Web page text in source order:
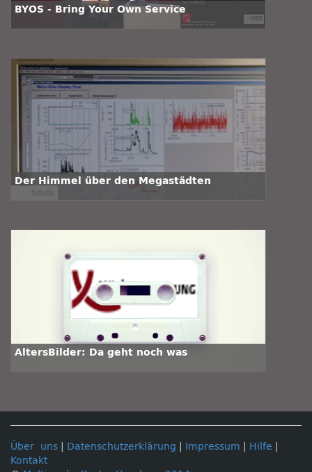
BYOS - Bring Your Own Service
Der Himmel über den Megastädten
AltersBilder: Da geht noch was
Über uns Datenschutzerklärung Impressum Hilfe
Kontakt